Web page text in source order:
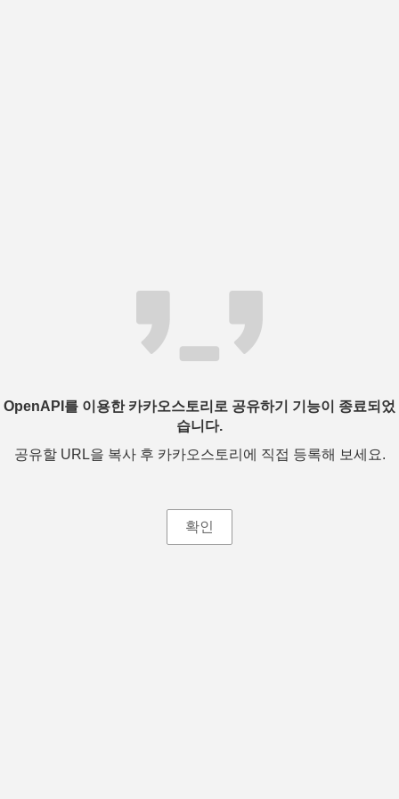
OpenAPI를 이용한 카카오스토리로 공유하기 기능이 종료되었
습니다.
공유할 URL을 복사 후 카카오스토리에 직접 등록해 보세요.
확인